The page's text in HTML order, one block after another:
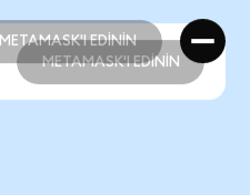
METAMASK'I EDİNİN
METAMASK'I EDİNİN
METAMASK'I EDİNİN